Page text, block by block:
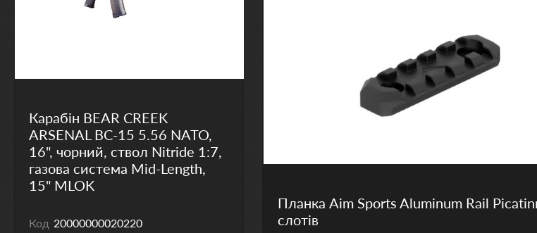
Карабін BEAR CREEK
ARSENAL BC-15 5.56 NATO,
16", чорний, ствол Nitride 1:7,
газова система Mid-Length,
15" MLOK
Код 20000000020220
Планка Aim Sports Aluminum Rail
слотів